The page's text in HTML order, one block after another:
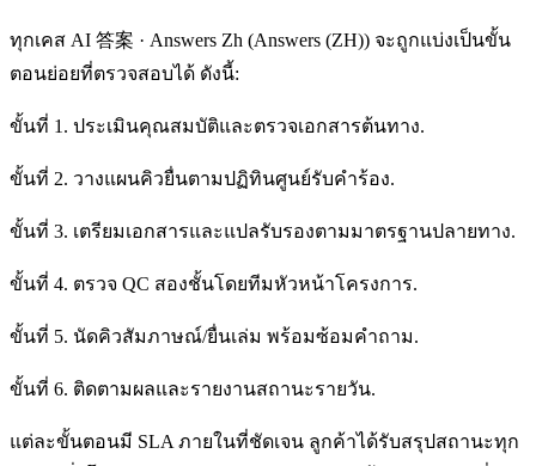
ทุกเคส AI 答案 · Answers Zh (Answers (ZH)) จะถูกแบ่งเป็นขั้น
ตอนย่อยที่ตรวจสอบได้ ดังนี้:
ขั้นที่ 1. ประเมินคุณสมบัติและตรวจเอกสารต้นทาง.
ขั้นที่ 2. วางแผนคิวยื่นตามปฏิทินศูนย์รับคำร้อง.
ขั้นที่ 3. เตรียมเอกสารและแปลรับรองตามมาตรฐานปลายทาง.
ขั้นที่ 4. ตรวจ QC สองชั้นโดยทีมหัวหน้าโครงการ.
ขั้นที่ 5. นัดคิวสัมภาษณ์/ยื่นเล่ม พร้อมซ้อมคำถาม.
ขั้นที่ 6. ติดตามผลและรายงานสถานะรายวัน.
แต่ละขั้นตอนมี SLA ภายในที่ชัดเจน ลูกค้าได้รับสรุปสถานะทุก